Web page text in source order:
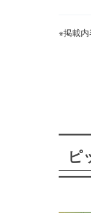
※掲載
ピ